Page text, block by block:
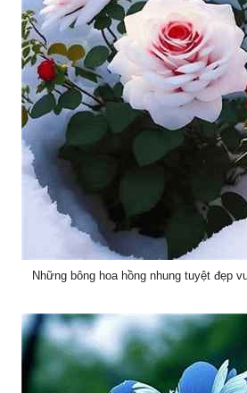
Những bông hoa hồng nhung tuyệt đẹp